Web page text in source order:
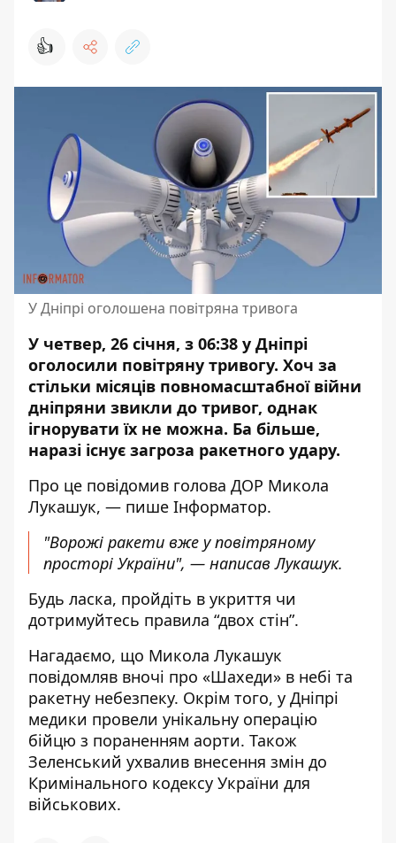
👍
У Дніпрі оголошена повітряна тривога
У четвер, 26 січня, з 06:38 у Дніпрі
оголосили повітряну тривогу. Хоч за
стільки місяців повномасштабної війни
дніпряни звикли до тривог, однак
ігнорувати їх не можна. Ба більше,
наразі існує загроза ракетного удару.
Про це повідомив голова ДОР Микола
Лукашук, — пише Інформатор.
"Ворожі ракети вже у повітряному
просторі України", — написав Лукашук.
Будь ласка, пройдіть в укриття чи
дотримуйтесь правила “двох стін”.
Нагадаємо, що Микола Лукашук
повідомляв вночі про «Шахеди» в небі та
ракетну небезпеку. Окрім того, у Дніпрі
медики провели унікальну операцію
бійцю з пораненням аорти. Також
Зеленський ухвалив внесення змін до
Кримінального кодексу України для
військових.